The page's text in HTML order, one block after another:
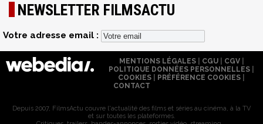
NEWSLETTER FILMSACTU
Votre adresse email :
MENTIONS LÉGALES| CGU| CGV|
POLITIQUE DONNÉES PERSONNELLES
COOKIES
PRÉFÉRENCE COOKIES
CONTACT
Depuis 2007, FilmsActu couvre l'actualité des films et séries au cinéma, à la TV
et sur toutes les plateformes.